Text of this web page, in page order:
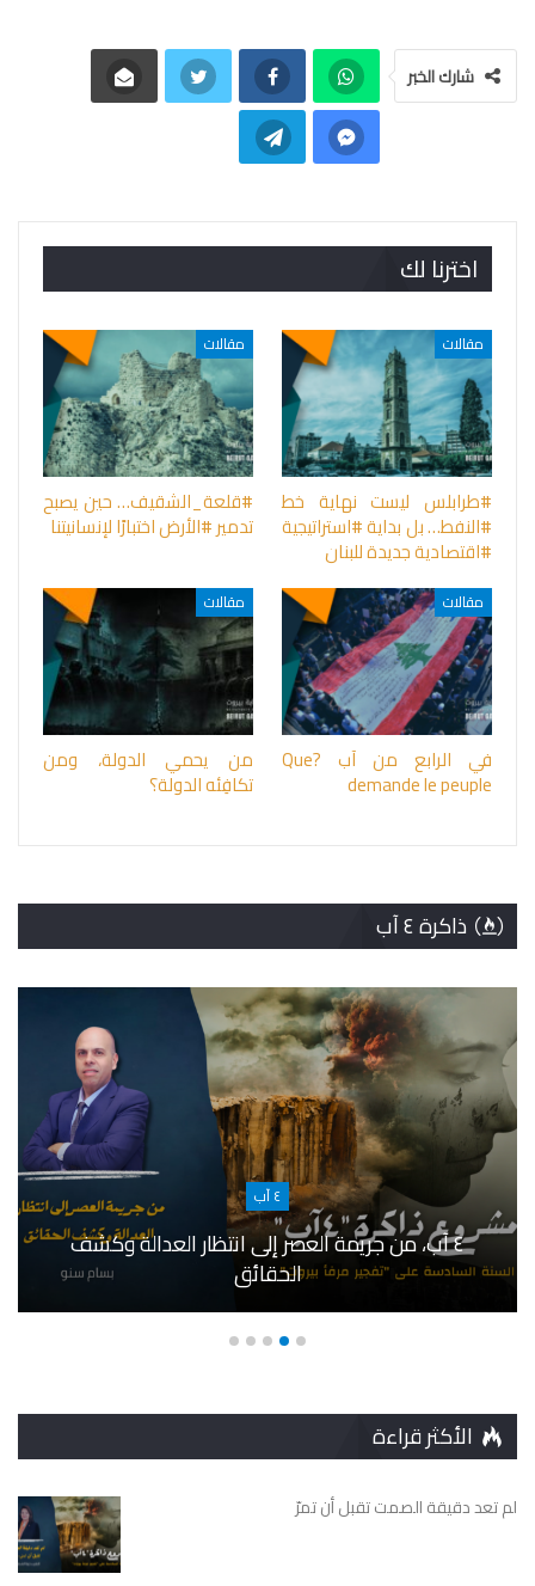
شارك الخبر
اخترنا لك
مقالات
#طرابلس ليست نهاية خط
#النفط… بل بداية #استراتيجية
#اقتصادية جديدة للبنان
مقالات
#قلعة_الشقيف… حين يصبح
تدمير #الأرض اختبارًا لإنسانيتنا
مقالات
في الرابع من آب ?Que
demande le peuple
مقالات
من يحمي الدولة، ومن
تكافِئه الدولة؟
ذاكرة ٤ آب
٤ آب
٤ آب، من جريمة العصر إلى انتظار العدالة وكشف
الحقائق
الأكثر قراءة
لم تعد دقيقة الصمت تقبل أن تمرّ